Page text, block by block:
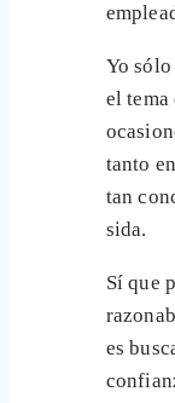
Yo
el tema
tanto
tan
sida.
Sí que
es